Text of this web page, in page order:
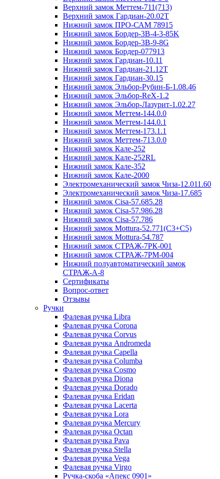
Верхний замок Меттем-711(713)
Верхний замок Гардиан-20.02T
Нижний замок ПРО-САМ 78915
Нижний замок Бордер-3B-4-3-85K
Нижний замок Бордер-3B-9-8G
Нижний замок Бордер-077913
Нижний замок Гардиан-10.11
Нижний замок Гардиан-21.12T
Нижний замок Гардиан-30.15
Нижний замок Эльбор-Рубин-Б-1.08.46
Нижний замок Эльбор-ReX-1.2
Нижний замок Эльбор-Лазурит-1.02.27
Нижний замок Меттем-144.0.0
Нижний замок Меттем-144.0.1
Нижний замок Меттем-173.1.1
Нижний замок Меттем-713.0.0
Нижний замок Кале-252
Нижний замок Кале-252RL
Нижний замок Кале-352
Нижний замок Кале-2000
Электромеханический замок Чиза-12.011.60
Электромеханический замок Чиза-17.685
Нижний замок Cisa-57.685.28
Нижний замок Cisa-57.986.28
Нижний замок Cisa-57.786
Нижний замок Mottura-52.771(C3+C5)
Нижний замок Mottura-54.787
Нижний замок СТРАЖ-7РК-001
Нижний замок СТРАЖ-7РМ-004
Нижний полуавтоматический замок
СТРАЖ-A-8
Сертификаты
Вопрос-ответ
Отзывы
Ручки
Фалевая ручка Libra
Фалевая ручка Corona
Фалевая ручка Corvus
Фалевая ручка Andromeda
Фалевая ручка Capella
Фалевая ручка Columba
Фалевая ручка Cosmo
Фалевая ручка Diona
Фалевая ручка Dorado
Фалевая ручка Eridan
Фалевая ручка Lacerta
Фалевая ручка Lora
Фалевая ручка Mercury
Фалевая ручка Octan
Фалевая ручка Pava
Фалевая ручка Stella
Фалевая ручка Vega
Фалевая ручка Virgo
Ручка-скоба «Апекс 0901»